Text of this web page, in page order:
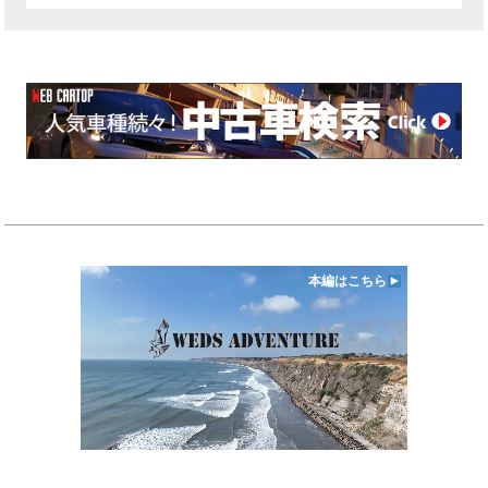
本編はこちら